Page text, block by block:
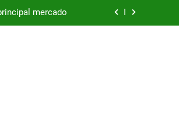
mercado
mercado